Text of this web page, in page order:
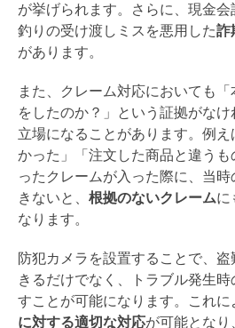
が挙げられます。さらに、現金
釣りの受け渡しミスを悪用した詐
があります。
また、クレーム対応においても
をしたのか？」という証拠がなけ
立場になることがあります。例
かった」「注文した商品と違う
ったクレームが入った際に、当
きないと、 根拠のないクレームに
なります。
防犯カメラを設置することで、
きるだけでなく、トラブル発生
すことが可能になります。これに
に対する適切な対応が可能となり